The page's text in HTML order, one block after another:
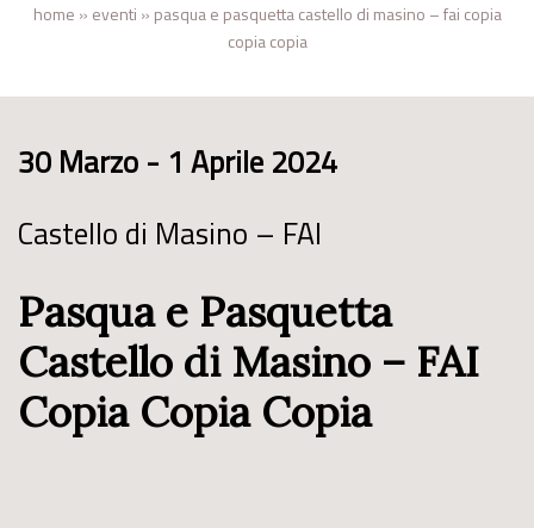
home » eventi » pasqua e pasquetta castello di masino – fai copia
copia copia
30 Marzo - 1 Aprile 2024
Castello di Masino – FAI
Pasqua e Pasquetta
Castello di Masino – FAI
Copia Copia Copia